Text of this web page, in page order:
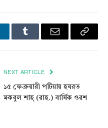
Tumblr Email
Copy
NEXT ARTICLE
১৫ ফেব্রুয়ারী পটিয়ায় হযরত
মকবুল শাহ্ (রাহ.) বার্ষিক ওরশ